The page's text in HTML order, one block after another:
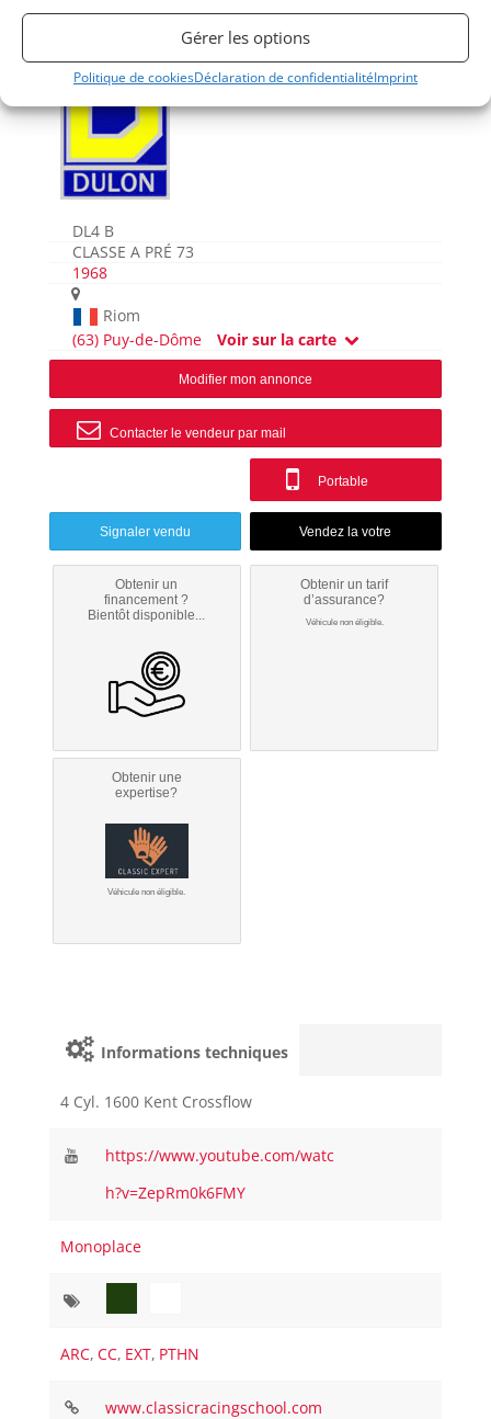
Gérer les options
Politique de cookiesDéclaration de confidentialitéImprint
DL4 B
CLASSE A PRÉ 73
1968
Riom
(63) Puy-de-Dôme
Voir sur la carte
Modifier mon annonce
Contacter le vendeur par mail
Portable
Signaler vendu
Obtenir un
financement ?
Bientôt disponible...
Obtenir un tarif
d’assurance?
Véhicule non éligible.
Obtenir une
expertise?
Véhicule non éligible.
Informations techniques
4 Cyl. 1600 Kent Crossflow
https://www.youtube.com/watc
h?v=ZepRm0k6FMY
Monoplace
ARC, CC, EXT, PTHN
www.classicracingschool.com